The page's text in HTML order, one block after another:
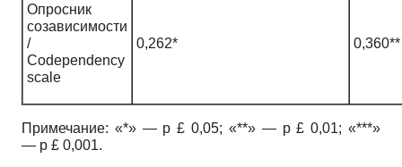
Опросник
созависимости
/
Codependency
scale
0,262* 0,360**
Примечание: «*» — p £ 0,05; «**» — p £ 0,01; «***»
— p £ 0,001.